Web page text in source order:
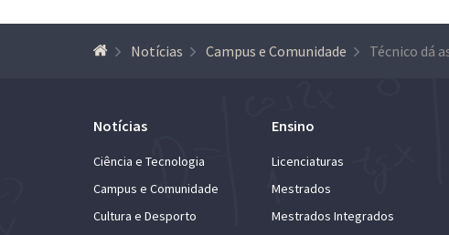
Notícias Campus e Comunidade
Notícias
Ciência e Tecnologia
Campus e Comunidade
Cultura e Desporto
Ensino
Licenciaturas
Mestrados
Mestrados Integrados